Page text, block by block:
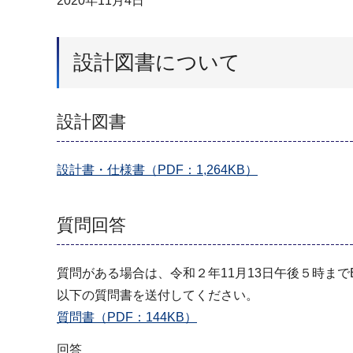
設計図書について
設計図書
設計書・仕様書（PDF：1,264KB）
質問回答
質問がある場合は、令和２年11月13日午後５時まで
以下の質問書を送付してください。
質問書（PDF：144KB）
回答